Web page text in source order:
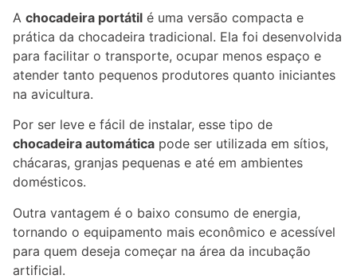
A chocadeira portátil é uma versão compacta e
prática da chocadeira tradicional. Ela foi desenvolvida
para facilitar o transporte, ocupar menos espaço e
atender tanto pequenos produtores quanto iniciantes
na avicultura.
Por ser leve e fácil de instalar, esse tipo de
chocadeira automática pode ser utilizada em sítios,
chácaras, granjas pequenas e até em ambientes
domésticos.
Outra vantagem é o baixo consumo de energia,
tornando o equipamento mais econômico e acessível
para quem deseja começar na área da incubação
artificial.